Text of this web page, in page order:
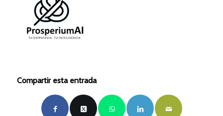
Compartir esta entrada